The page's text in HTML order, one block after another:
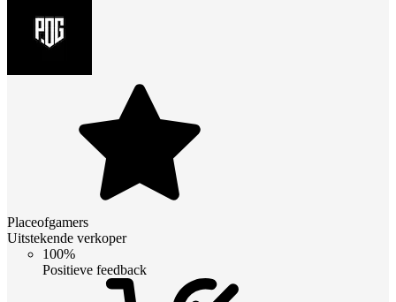
Placeofgamers
Uitstekende verkoper
100%
Positieve feedback